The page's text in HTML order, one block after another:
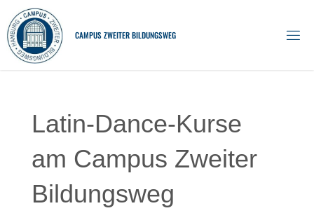
content
CAMPUSZWEITERBILDUNGSWEG
Latin-Dance-Kurse
am Campus Zweiter
Bildungsweg